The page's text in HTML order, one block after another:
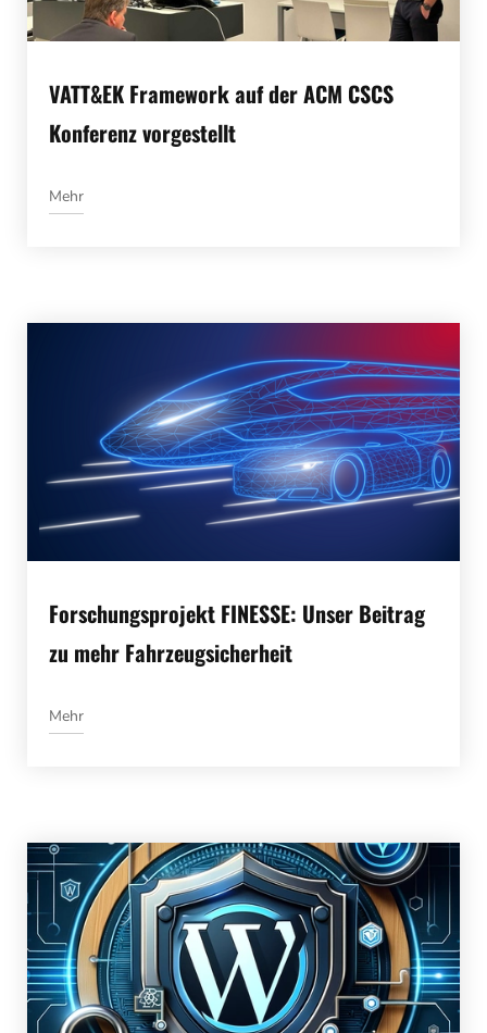
VATT&EK Framework auf der ACM CSCS
Konferenz vorgestellt
Mehr
Forschungsprojekt FINESSE: Unser Beitrag
zu mehr Fahrzeugsicherheit
Mehr